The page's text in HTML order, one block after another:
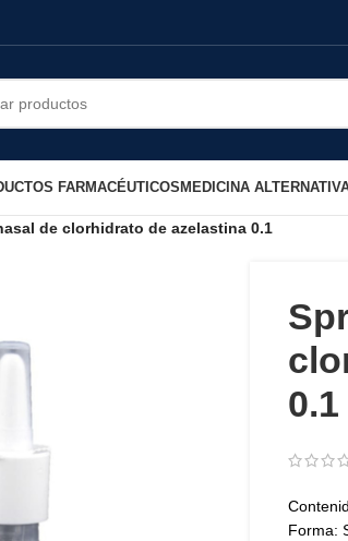
FARMACÉUTICOS MEDICINA
de clorhidrato de azelastina 0.1
0.1
Forma: